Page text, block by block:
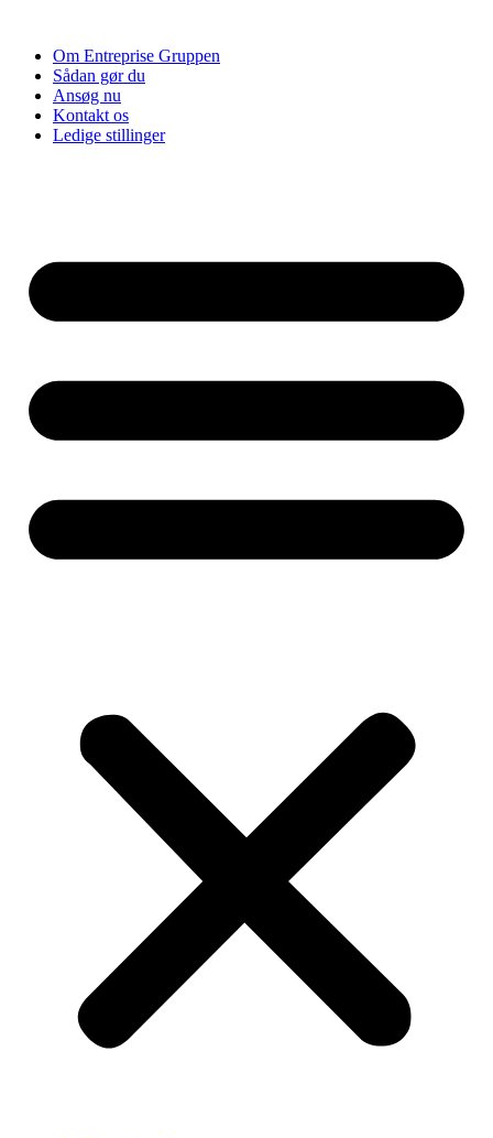
indholdOm Entreprise Gruppen
Sådan gør du
Ansøg nu
Kontakt os
Ledige stillinger